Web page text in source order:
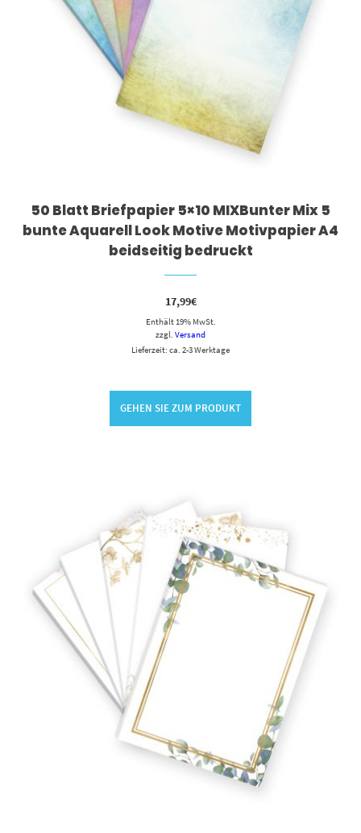
50 Blatt Briefpapier 5×10 MIXBunter Mix 5
bunte Aquarell Look Motive Motivpapier A4
beidseitig bedruckt
17,99€
Enthält 19% MwSt.
zzgl. Versand
Lieferzeit: ca. 2-3 Werktage
GEHEN SIE ZUM PRODUKT